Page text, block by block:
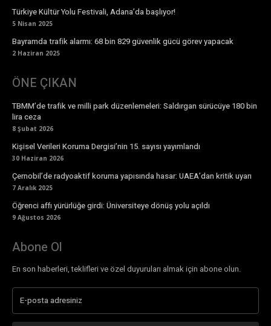
Türkiye Kültür Yolu Festivali, Adana’da başlıyor!
5 Nisan 2025
Bayramda trafik alarmı: 68 bin 829 güvenlik gücü görev yapacak
2 Haziran 2025
ÖNE ÇIKAN
TBMM’de trafik ve milli park düzenlemeleri: Saldırgan sürücüye 180 bin
lira ceza
8 Şubat 2026
Kişisel Verileri Koruma Dergisi’nin 15. sayısı yayımlandı
30 Haziran 2026
Çernobil’de radyoaktif koruma yapısında hasar: UAEA’dan kritik uyarı
7 Aralık 2025
Öğrenci affı yürürlüğe girdi: Üniversiteye dönüş yolu açıldı
9 Ağustos 2026
Abone Ol
En son haberleri, teklifleri ve özel duyuruları almak için abone olun.